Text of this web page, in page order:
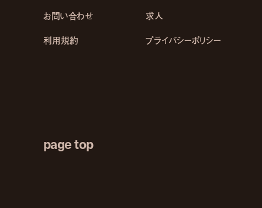
お問い合わせ
求人
利用規約 プライバシーポリシー
page top